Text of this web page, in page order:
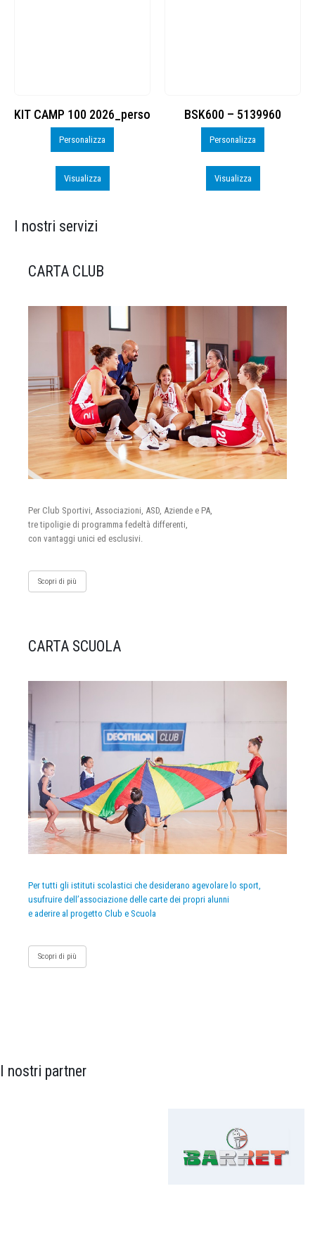
KIT CAMP 100 2026_perso
Personalizza
Visualizza
BSK600 – 5139960
Personalizza
Visualizza
I nostri servizi
CARTA CLUB
Per Club Sportivi, Associazioni, ASD, Aziende e PA,
tre tipoligie di programma fedeltà differenti,
con vantaggi unici ed esclusivi.
Scopri di più
CARTA SCUOLA
Per tutti gli istituti scolastici che desiderano agevolare lo sport,
usufruire dell’associazione delle carte dei propri alunni
e aderire al progetto Club e Scuola
Scopri di più
I nostri partner